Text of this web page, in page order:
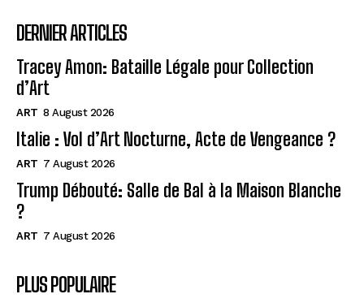
DERNIER ARTICLES
Tracey Amon: Bataille Légale pour Collection
d’Art
ART 8 August 2026
Italie : Vol d’Art Nocturne, Acte de Vengeance ?
ART 7 August 2026
Trump Débouté: Salle de Bal à la Maison Blanche
?
ART 7 August 2026
PLUS POPULAIRE